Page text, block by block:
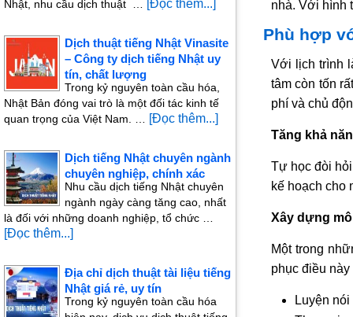
nhà. Với hình
Phù hợp
Với lịch trình
tâm còn tốn
phí và chủ
Tăng khả
Tự học đòi
kế hoạch cho
Xây dựng
Một trong
phục điều
Luyện
Nhật, nhu cầu dịch thuật …
[Đọc thêm...]
Dịch thuật tiếng Nhật Vinasite
– Công ty dịch tiếng Nhật uy
tín, chất lượng
Trong kỷ nguyên toàn cầu hóa,
Nhật Bản đóng vai trò là một đối tác kinh tế
quan trọng của Việt Nam. …
[Đọc thêm...]
Dịch tiếng Nhật chuyên ngành
chuyên nghiệp, chính xác
Nhu cầu dịch tiếng Nhật chuyên
ngành ngày càng tăng cao, nhất
là đối với những doanh nghiệp, tổ chức …
[Đọc thêm...]
Địa chỉ dịch thuật tài liệu tiếng
Nhật giá rẻ, uy tín
Trong kỷ nguyên toàn cầu hóa